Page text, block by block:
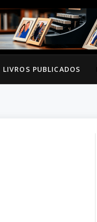
LIVROS PUBLICADOS